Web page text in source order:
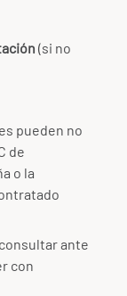
(si no
pueden no
de
o la
ante
con